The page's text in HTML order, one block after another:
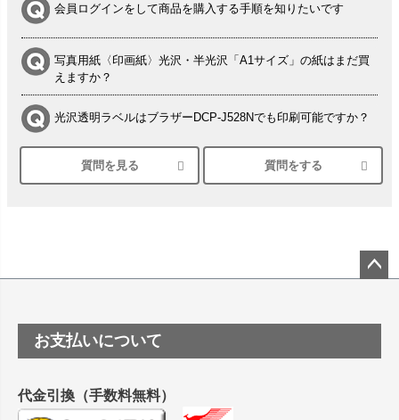
会員ログインをして商品を購入する手順を知りたいです
写真用紙〈印画紙〉光沢・半光沢「A1サイズ」の紙はまだ買
えますか？
光沢透明ラベルはブラザーDCP-J528Nでも印刷可能ですか？
シルバーペーパーにEPSON EP-30VAで印刷するときの設定
は？
塩ビのロール紙で離型紙が透明の商品はありますか
つや消し半透明ラベルのロールタイプはありますか？
縦420mm×横650mmの包装紙に適した紙はありますか？
質問を見る 質問をする
ップ
お支払いについて
代金引換（手数料無料）